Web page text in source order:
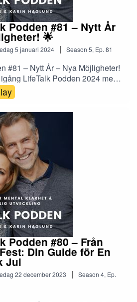
Podden #81 – Nytt År
🌟
5 januari 2024 | Season 5, Ep. 81
#81 – Nytt År – Nya Möjligheter!
LifeTalk Podden 2024 med
där vi fördjupar oss i
ett fantastiskt år. 🎉
och fokus står i centrum när vi
kan bygga på stolthet och
för att locka fram dina
Podden #80 – Från
Din Guide för En
Jul
22 december 2023 | Season 4, Ep.